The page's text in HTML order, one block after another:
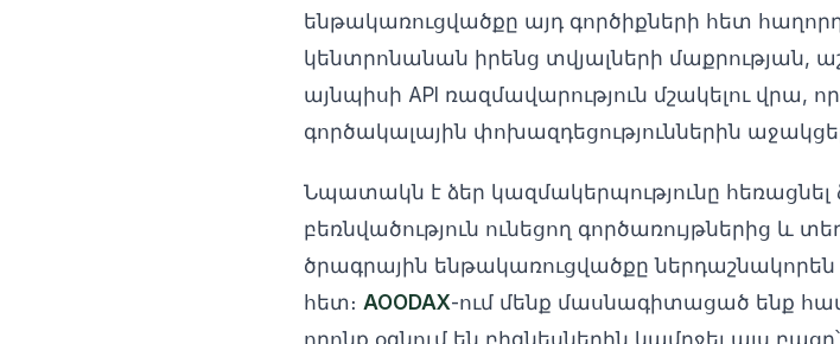
ենթակառուցվածքը այդ գործիքների հետ
կենտրոնանան իրենց տվյալների
այնպիսի API ռազմավարություն մշակելու վրա,
գործակալային փոխազդեցություններին
Նպատակն է ձեր կազմակերպությունը
բեռնվածություն ունեցող գործառույթներից
ծրագրային ենթակառուցվածքը
հետ։ AOODAX-ում մենք մասնագիտացած ենք
որոնք օգնում են բիզնեսներին կամրջել այս